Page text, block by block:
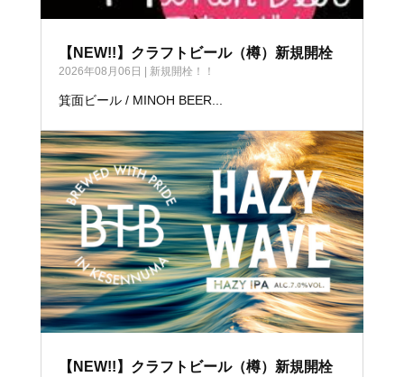
【NEW!!】クラフトビール（樽）新規開栓
2026年08月06日 新規開栓！！
箕面ビール / MINOH BEER...
【NEW!!】クラフトビール（樽）新規開栓